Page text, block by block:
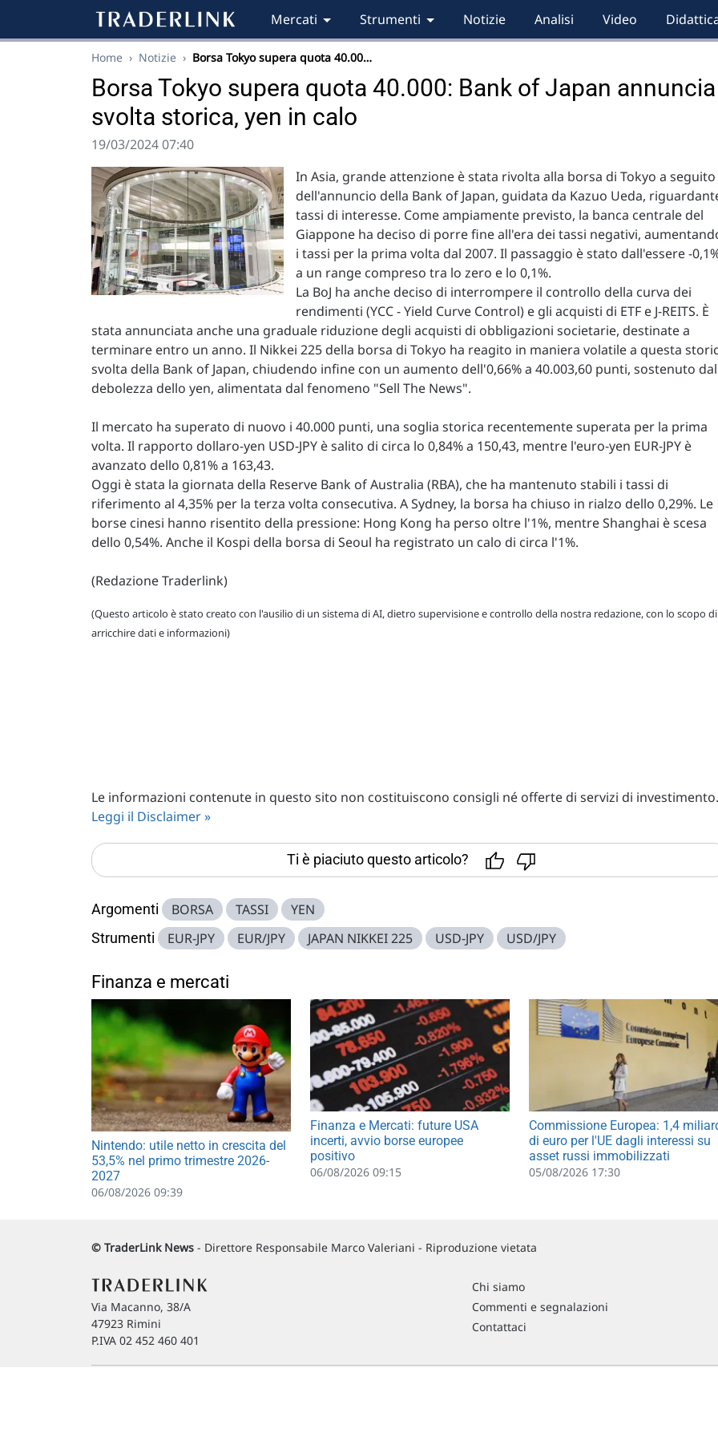
Mercati Strumenti Notizie Analisi Video
Home › Notizie › Borsa Tokyo supera quota 40.00…
Borsa Tokyo supera quota 40.000: Bank of Japan annuncia
svolta storica, yen in calo
19/03/2024 07:40
In Asia, grande attenzione è stata rivolta alla borsa di Tokyo a seguito
dell'annuncio della Bank of Japan, guidata da Kazuo Ueda,
tassi di interesse. Come ampiamente previsto, la banca centrale del
Giappone ha deciso di porre fine all'era dei tassi negativi,
i tassi per la prima volta dal 2007. Il passaggio è stato dall'essere -
a un range compreso tra lo zero e lo 0,1%.
La BoJ ha anche deciso di interrompere il controllo della curva dei
rendimenti (YCC - Yield Curve Control) e gli acquisti di ETF e J-REITS. È
stata annunciata anche una graduale riduzione degli acquisti di obbligazioni societarie, destinate a
terminare entro un anno. Il Nikkei 225 della borsa di Tokyo ha reagito in maniera volatile a questa
svolta della Bank of Japan, chiudendo infine con un aumento dell'0,66% a 40.003,60 punti, sostenuto
debolezza dello yen, alimentata dal fenomeno "Sell The News".
Il mercato ha superato di nuovo i 40.000 punti, una soglia storica recentemente superata per la prima
volta. Il rapporto dollaro-yen USD-JPY è salito di circa lo 0,84% a 150,43, mentre l'euro-yen EUR-JPY è
avanzato dello 0,81% a 163,43.
Oggi è stata la giornata della Reserve Bank of Australia (RBA), che ha mantenuto stabili i tassi di
riferimento al 4,35% per la terza volta consecutiva. A Sydney, la borsa ha chiuso in rialzo dello 0,29%. Le
borse cinesi hanno risentito della pressione: Hong Kong ha perso oltre l'1%, mentre Shanghai è scesa
dello 0,54%. Anche il Kospi della borsa di Seoul ha registrato un calo di circa l'1%.
(Redazione Traderlink)
(Questo articolo è stato creato con l'ausilio di un sistema di AI, dietro supervisione e controllo della nostra redazione, con lo scopo di
arricchire dati e informazioni)
Le informazioni contenute in questo sito non costituiscono consigli né offerte di servizi di investimento.
Leggi il Disclaimer »
Ti è piaciuto questo articolo?
Argomenti BORSA TASSI YEN
Strumenti EUR-JPY EUR/JPY JAPAN NIKKEI 225 USD-JPY USD/JPY
Finanza e mercati
Nintendo: utile netto in crescita del
53,5% nel primo trimestre 2026-
2027
06/08/2026 09:39
Finanza e Mercati: future USA
incerti, avvio borse europee
positivo
06/08/2026 09:15
Commissione Europea: 1,4
di euro per l'UE dagli interessi su
asset russi immobilizzati
05/08/2026 17:30
© TraderLink News - Direttore Responsabile Marco Valeriani - Riproduzione vietata
Via Macanno, 38/A
47923 Rimini
P.IVA 02 452 460 401
Chi siamo
Commenti e segnalazioni
Contattaci